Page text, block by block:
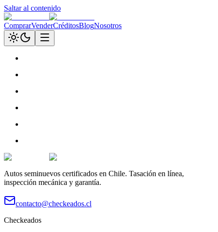
Saltar al contenido
ComprarVenderCréditosBlogNosotros
Autos seminuevos certificados en Chile. Tasación en línea,
inspección mecánica y garantía.
contacto@checkeados.cl
Checkeados